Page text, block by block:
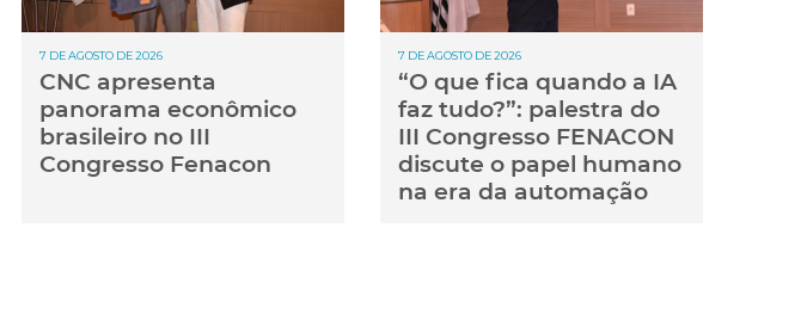
7 DE AGOSTO DE 2026
CNC apresenta
panorama econômico
brasileiro no III
Congresso Fenacon
7 DE AGOSTO DE 2026
“O que fica quando a IA
faz tudo?”: palestra do
III Congresso FENACON
discute o papel humano
na era da automação